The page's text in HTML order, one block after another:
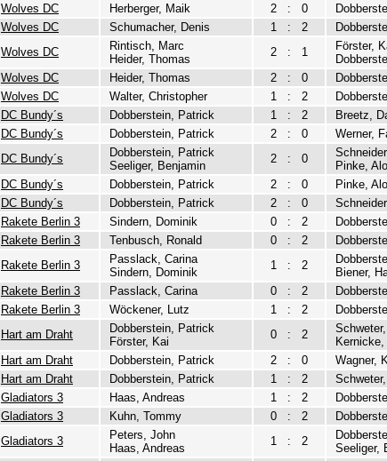
Wolves DC Herberger, Maik 2 : 0
Wolves DC Schumacher, Denis 1 : 2
Wolves DC
Rintisch, Marc
Heider, Thomas
2 : 1
Förster,
Wolves DC Heider, Thomas 2 : 0
Wolves DC Walter, Christopher 1 : 2
DC Bundy´s Dobberstein, Patrick 1 : 2
Breetz,
DC Bundy´s Dobberstein, Patrick 2 : 0
Werner,
DC Bundy´s
Dobberstein, Patrick
Seeliger, Benjamin
2 : 0
Pinke,
DC Bundy´s Dobberstein, Patrick 2 : 0
Pinke,
DC Bundy´s Dobberstein, Patrick 2 : 0
Rakete Berlin 3 Sindern, Dominik 0 : 2
Rakete Berlin 3 Tenbusch, Ronald 0 : 2
Rakete Berlin 3
Passlack, Carina
Sindern, Dominik
1 : 2
Biener,
Rakete Berlin 3 Passlack, Carina 0 : 2
Rakete Berlin 3 Wöckener, Lutz 1 : 2
Hart am Draht
Dobberstein, Patrick
Förster, Kai
0 : 2
Kernicke,
Hart am Draht Dobberstein, Patrick 2 : 0
Wagner,
Hart am Draht Dobberstein, Patrick 1 : 2
Gladiators 3 Haas, Andreas 1 : 2
Gladiators 3 Kuhn, Tommy 0 : 2
Gladiators 3
Peters, John
Haas, Andreas
1 : 2
Seeliger,